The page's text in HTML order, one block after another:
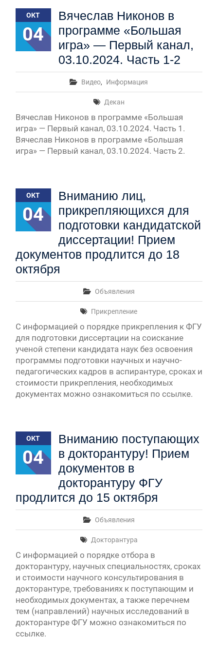
Вячеслав Никонов в программе «Большая игра» —
Первый канал, 27.07.2026. Часть 1-2
Конкурсные списки лиц, прошедших
вступительные испытания в МГУ имени
М.В.Ломоносова в 2026 году по каждому
Вячеслав Никонов в программе «Большая игра» —
Первый канал, 24.07.2026. Часть 1-2
Вячеслав Никонов в программе «Большая игра» —
Первый канал, 06.08.2026. Часть 1-3
ОКТ
04
Вячеслав Никонов в
программе «Большая
игра» — Первый канал,
03.10.2024. Часть 1-2
Видео, Информация
Декан
Вячеслав Никонов в программе «Большая
игра» — Первый канал, 03.10.2024. Часть 1.
Вячеслав Никонов в программе «Большая
игра» — Первый канал, 03.10.2024. Часть 2.
ОКТ
04
Вниманию лиц,
прикрепляющихся для
подготовки кандидатской
диссертации! Прием
документов продлится до 18
октября
Объявления
Прикрепление
С информацией о порядке прикрепления к ФГУ
для подготовки диссертации на соискание
ученой степени кандидата наук без освоения
программы подготовки научных и научно-
педагогических кадров в аспирантуре, сроках и
стоимости прикрепления, необходимых
документах можно ознакомиться по ссылке.
ОКТ
04
Вниманию поступающих
в докторантуру! Прием
документов в
докторантуру ФГУ
продлится до 15 октября
Объявления
Докторантура
С информацией о порядке отбора в
докторантуру, научных специальностях, сроках
и стоимости научного консультирования в
докторантуре, требованиях к поступающим и
необходимых документах, а также перечнем
тем (направлений) научных исследований в
докторантуре ФГУ можно ознакомиться по
ссылке.